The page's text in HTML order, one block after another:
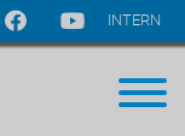
INTERN